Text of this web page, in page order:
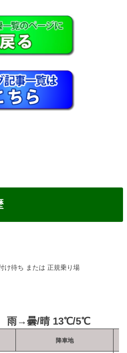
待ち または 正規乗り場
雨→曇/晴 13℃/5℃
降車地